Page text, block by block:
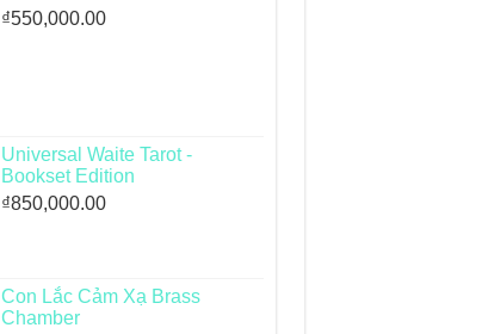
₫550,000.00
Universal Waite Tarot -
Bookset Edition
₫850,000.00
Con Lắc Cảm Xạ Brass
Chamber